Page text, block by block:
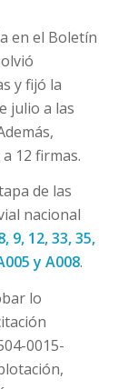
en el Boletín
y fijó la
julio a las
12 firmas.
de las
nacional
9, 12, 33, 35,
y A008.
lo
0015-